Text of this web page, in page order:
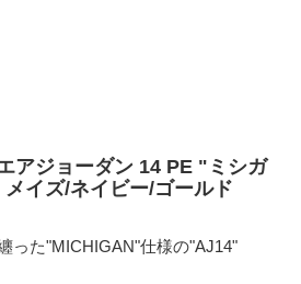
アジョーダン 14 PE "ミシガ
イズ/ネイビー/ゴールド
った"MICHIGAN"仕様の"AJ14"